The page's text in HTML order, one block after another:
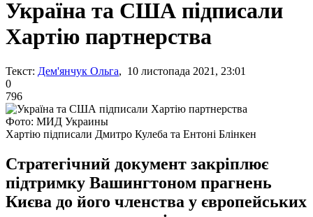
Україна та США підписали
Хартію партнерства
Текст: Дем'янчук Ольга, 10 листопада 2021, 23:01
0
796
Фото: МИД Украины
Хартію підписали Дмитро Кулеба та Ентоні Блінкен
Стратегічний документ закріплює
підтримку Вашингтоном прагнень
Києва до його членства у європейських